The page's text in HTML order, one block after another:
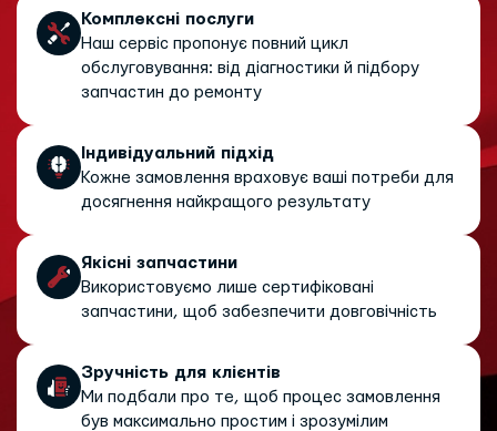
Комплексні послуги
Наш сервіс пропонує повний цикл
обслуговування: від діагностики й підбору
запчастин до ремонту
Індивідуальний підхід
Кожне замовлення враховує ваші потреби для
досягнення найкращого результату
Якісні запчастини
Використовуємо лише сертифіковані
запчастини, щоб забезпечити довговічність
Зручність для клієнтів
Ми подбали про те, щоб процес замовлення
був максимально простим і зрозумілим